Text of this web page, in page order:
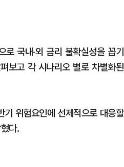
국내·외 금리 불확실성을 꼽기
보고 각 시나리오 별로 차별화된
위험요인에 선제적으로 대응할
다.